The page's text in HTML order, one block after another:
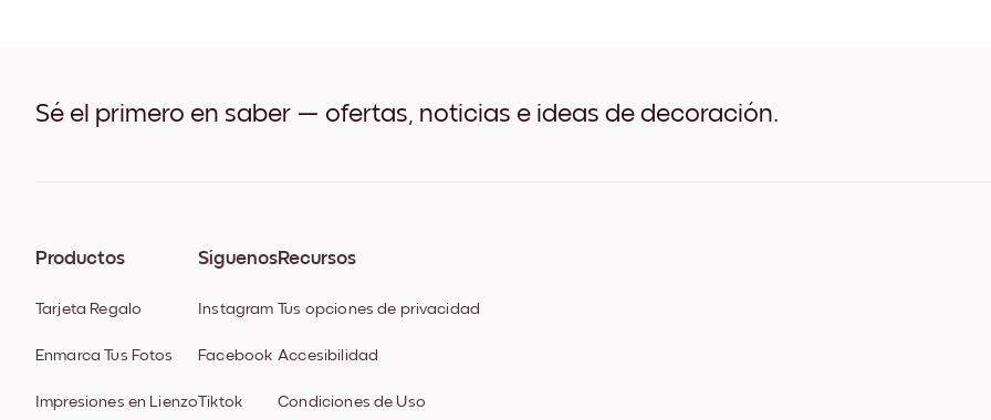
Claude Monet- The Seine
Sé el primero en saber — ofertas, noticias e ideas de decoración.
Productos
Tarjeta Regalo
Enmarca Tus Fotos
Impresiones en Lienzo
Síguenos
Instagram
Facebook
Tiktok
Recursos
Tus opciones de privacidad
Accesibilidad
Condiciones de Uso